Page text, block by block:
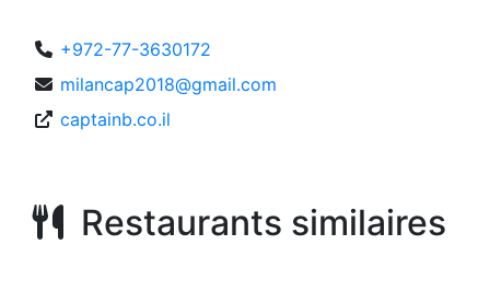
+972-77-3630172
milancap2018@gmail.com
captainb.co.il
Restaurants similaires